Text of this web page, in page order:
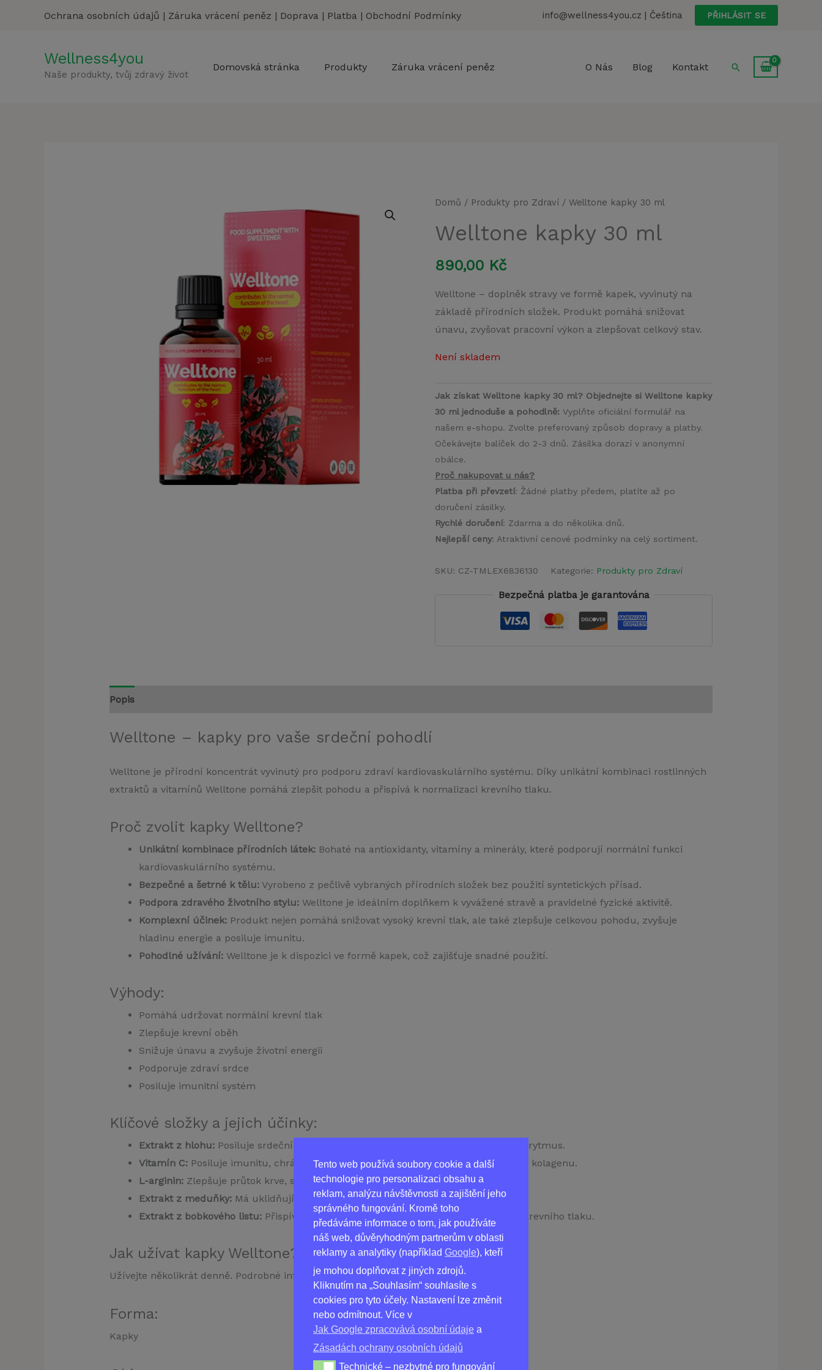
Tento web používá soubory cookie a další
technologie pro personalizaci obsahu a
reklam, analýzu návštěvnosti a zajištění jeho
správného fungování. Kromě toho
předáváme informace o tom, jak používáte
náš web, důvěryhodným partnerům v oblasti
reklamy a analytiky (například Google), kteří
je mohou doplňovat z jiných zdrojů.
Kliknutím na „Souhlasím“ souhlasíte s
cookies pro tyto účely. Nastavení lze změnit
nebo odmítnout. Více v
Jak Google zpracovává osobní údaje a
Zásadách ochrany osobních údajů
Technické – nezbytné pro fungování webu
Technické – nezbytné pro fungování
Ochrana osobních údajů | Záruka vrácení peněz | Doprava | Platba | Obchodní Podmínky info@wellness4you.cz | Čeština PŘIHLÁSIT SE
Wellness4you
Naše produkty, tvůj zdravý život
Domovská stránka Produkty Záruka vrácení peněz O Nás Blog Kontakt Hledat
Domů / Produkty pro Zdraví / Welltone kapky 30 ml
Welltone kapky 30 ml
890,00 Kč
Welltone – doplněk stravy ve formě kapek, vyvinutý na
základě přírodních složek. Produkt pomáhá snižovat
únavu, zvyšovat pracovní výkon a zlepšovat celkový stav.
Není skladem
Jak získat Welltone kapky 30 ml? Objednejte si Welltone kapky
30 ml jednoduše a pohodlně: Vyplňte oficiální formulář na
našem e-shopu. Zvolte preferovaný způsob dopravy a platby.
Očekávejte balíček do 2-3 dnů. Zásilka dorazí v anonymní
obálce.
Proč nakupovat u nás?
Platba při převzetí: Žádné platby předem, platíte až po
doručení zásilky.
Rychlé doručení: Zdarma a do několika dnů.
Nejlepší ceny: Atraktivní cenové podmínky na celý sortiment.
SKU: CZ-TMLEX6836130 Kategorie: Produkty pro Zdraví
Bezpečná platba je garantována
Popis
Welltone – kapky pro vaše srdeční pohodlí
Welltone je přírodní koncentrát vyvinutý pro podporu zdraví kardiovaskulárního systému. Díky unikátní kombinaci rostlinných
extraktů a vitamínů Welltone pomáhá zlepšit pohodu a přispívá k normalizaci krevního tlaku.
Proč zvolit kapky Welltone?
Unikátní kombinace přírodních látek:Bohaté na antioxidanty, vitamíny a minerály, které podporují normální funkci
kardiovaskulárního systému.
Bezpečné a šetrné k tělu:Vyrobeno z pečlivě vybraných přírodních složek bez použití syntetických přísad.
Podpora zdravého životního stylu:Welltone je ideálním doplňkem k vyvážené stravě a pravidelné fyzické aktivitě.
Komplexní účinek:Produkt nejen pomáhá snižovat vysoký krevní tlak, ale také zlepšuje celkovou pohodu, zvyšuje
hladinu energie a posiluje imunitu.
Pohodlné užívání:Welltone je k dispozici ve formě kapek, což zajišťuje snadné použití.
Výhody:
Pomáhá udržovat normální krevní tlak
Zlepšuje krevní oběh
Snižuje únavu a zvyšuje životní energii
Podporuje zdraví srdce
Posiluje imunitní systém
Klíčové složky a jejich účinky:
Extrakt z hlohu:Posiluje srdeční sval, zlepšuje krevní oběh a normalizuje srdeční rytmus.
Vitamín C:Posiluje imunitu, chrání buňky před poškozením a podílí se na syntéze kolagenu.
L-arginin:Zlepšuje průtok krve, snižuje krevní tlak a podporuje relaxaci cév.
Extrakt z meduňky:Má uklidňující účinky, snižuje stres a zlepšuje spánek.
Extrakt z bobkového listu:Přispívá ke snížení hladiny cholesterolu a normalizaci krevního tlaku.
Jak užívat kapky Welltone?
Užívejte několikrát denně. Podrobné informace naleznete v návodu k použití.
Forma:
Kapky